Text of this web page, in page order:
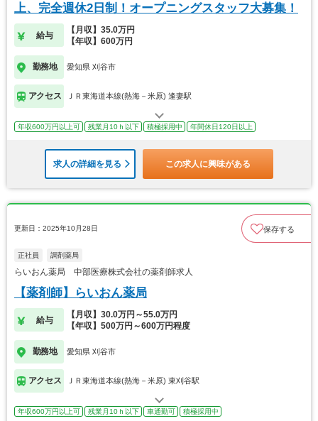
上、完全週休2日制！オープニングスタッフ大募集！
給与
【月収】35.0万円
【年収】600万円
勤務地 愛知県 刈谷市
アクセス ＪＲ東海道本線(熱海－米原) 逢妻駅
年収600万円以上可 残業月10ｈ以下 積極採用中 年間休日120日以上
求人の詳細を見る この求人に興味がある
更新日：2025年10月28日 保存する
正社員 調剤薬局
らいおん薬局 中部医療株式会社の薬剤師求人
【薬剤師】らいおん薬局
給与
【月収】30.0万円～55.0万円
【年収】500万円～600万円程度
勤務地 愛知県 刈谷市
アクセス ＪＲ東海道本線(熱海－米原) 東刈谷駅
年収600万円以上可 残業月10ｈ以下 車通勤可 積極採用中